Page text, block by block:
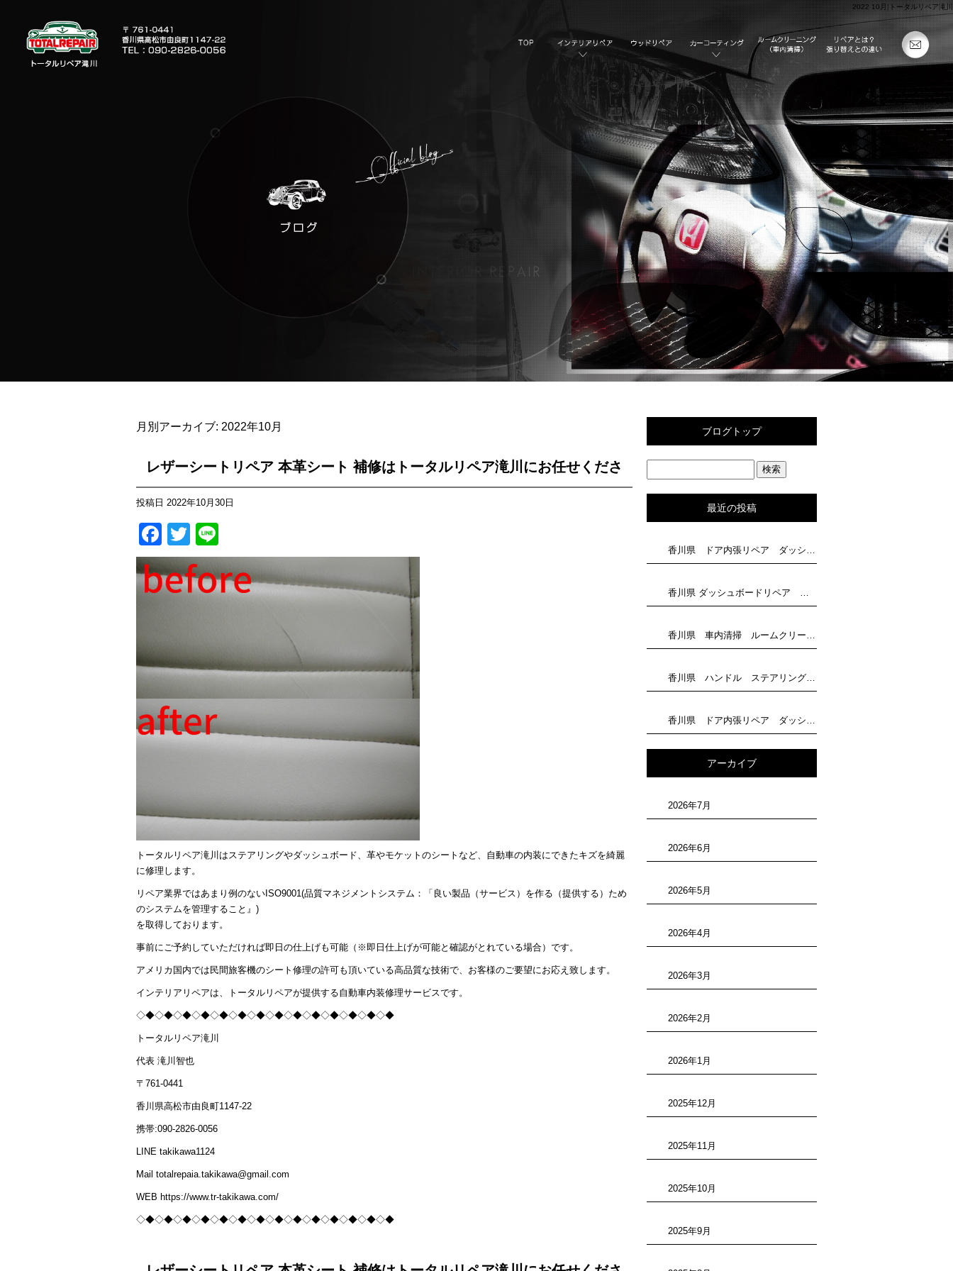
2022 10月|トータルリペア滝川
月別アーカイブ: 2022年10月
レザーシートリペア 本革シート 補修はトータルリペア滝川にお任せくださ
投稿日 2022年10月30日
Facebook
Twitter
トータルリペア滝川はステアリングやダッシュボード、革やモケットのシートなど、自動車の内装にできたキズを綺麗
に修理します。
リペア業界ではあまり例のないISO9001(品質マネジメントシステム：「良い製品（サービス）を作る（提供する）ため
のシステムを管理すること』)
を取得しております。
事前にご予約していただければ即日の仕上げも可能（※即日仕上げが可能と確認がとれている場合）です。
アメリカ国内では民間旅客機のシート修理の許可も頂いている高品質な技術で、お客様のご要望にお応え致します。
インテリアリペアは、トータルリペアが提供する自動車内装修理サービスです。
◇◆◇◆◇◆◇◆◇◆◇◆◇◆◇◆◇◆◇◆◇◆◇◆◇◆◇◆
トータルリペア滝川
代表 滝川智也
〒761-0441
香川県高松市由良町1147-22
携帯:090-2826-0056
LINE takikawa1124
Mail totalrepaia.takikawa@gmail.com
WEB https://www.tr-takikawa.com/
◇◆◇◆◇◆◇◆◇◆◇◆◇◆◇◆◇◆◇◆◇◆◇◆◇◆◇◆
ブログトップ
最近の投稿
香川県 ドア内張リペア ダッシュボード補修 トータルリペア滝川にお任せください
香川県 ダッシュボードリペア トータルリペア滝川にお任せください
香川県 車内清掃 ルームクリーニングはトータルリペア滝川にお任せください！
香川県 ハンドル ステアリング 剥がれリペア トータルリペア滝川にお任せください
香川県 ドア内張リペア ダッシュボード補修 トータルリペア滝川にお任せください
アーカイブ
2026年7月
2026年6月
2026年5月
2026年4月
2026年3月
2026年2月
2026年1月
2025年12月
2025年11月
2025年10月
2025年9月